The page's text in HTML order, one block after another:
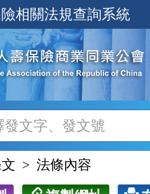
相關法規查詢系統
法條內容